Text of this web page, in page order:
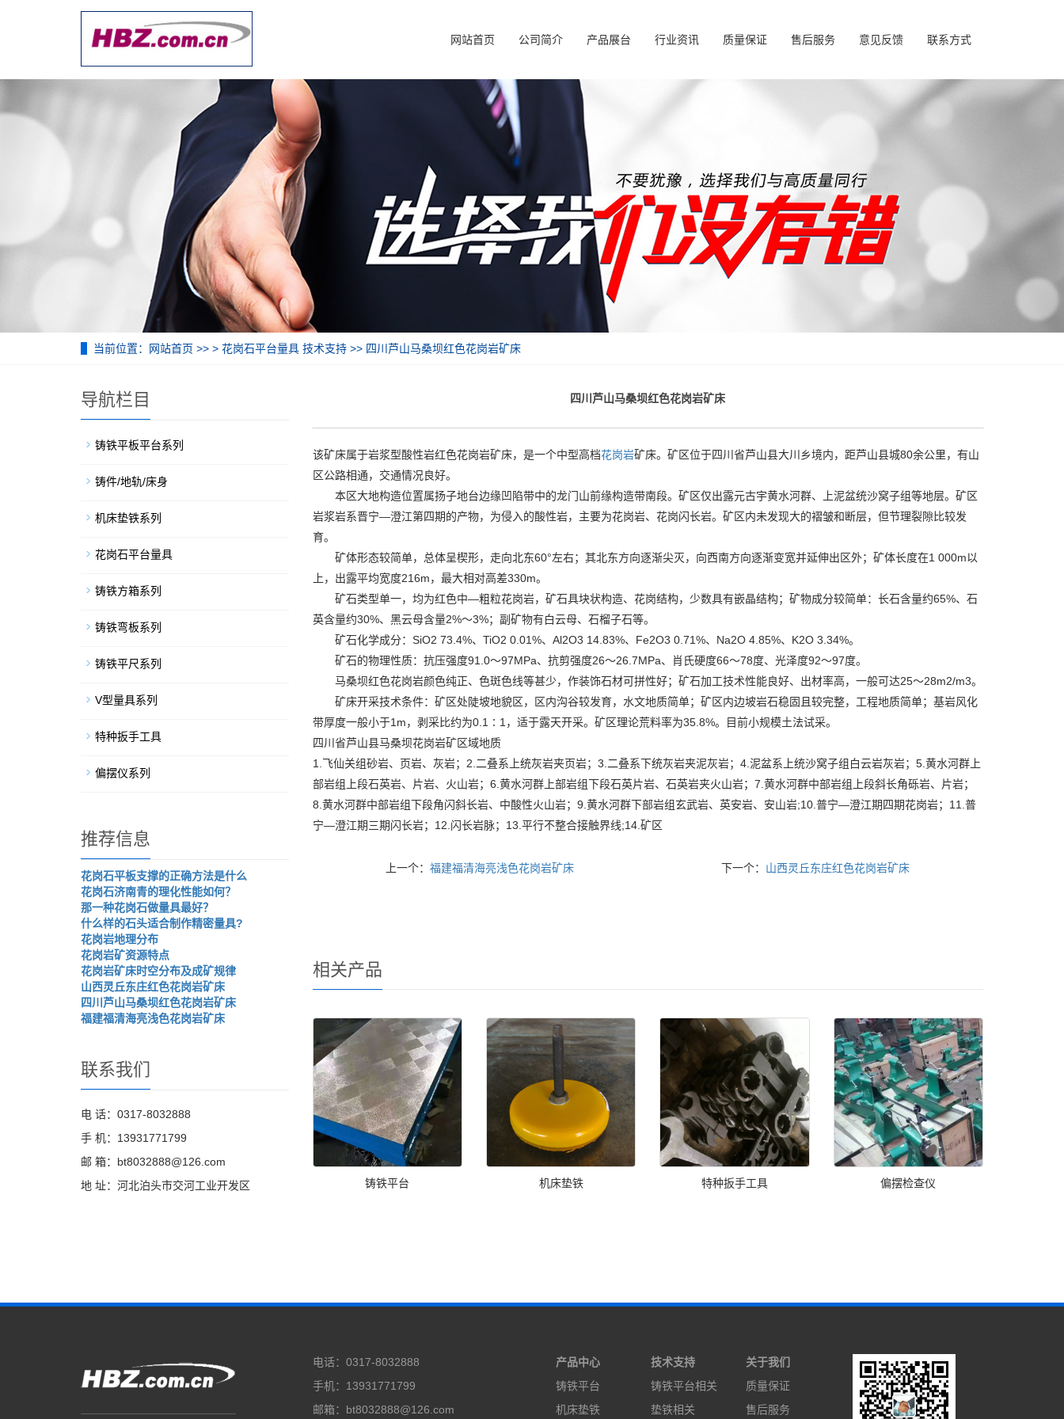
网站首页 公司简介 产品展台 行业资讯 质量保证 售后服务 意见反馈 联系方式
当前位置： 网站首页 >> > 花岗石平台量具 技术支持 >> 四川芦山马桑坝红色花岗岩矿床
四川芦山马桑坝红色花岗岩矿床
该矿床属于岩浆型酸性岩红色花岗岩矿床，是一个中型高档花岗岩矿床。矿区位于四川省芦山县大川乡境内，距芦山县城80余公里，有山
区公路相通，交通情况良好。
本区大地构造位置属扬子地台边缘凹陷带中的龙门山前缘构造带南段。矿区仅出露元古宇黄水河群、上泥盆统沙窝子组等地层。矿区
岩浆岩系晋宁—澄江第四期的产物，为侵入的酸性岩，主要为花岗岩、花岗闪长岩。矿区内未发现大的褶皱和断层，但节理裂隙比较发
育。
矿体形态较简单，总体呈楔形，走向北东60°左右；其北东方向逐渐尖灭，向西南方向逐渐变宽并延伸出区外；矿体长度在1 000m以
上，出露平均宽度216m，最大相对高差330m。
矿石类型单一，均为红色中—粗粒花岗岩，矿石具块状构造、花岗结构，少数具有嵌晶结构；矿物成分较简单：长石含量约65%、石
英含量约30%、黑云母含量2%～3%；副矿物有白云母、石榴子石等。
矿石化学成分：SiO2 73.4%、TiO2 0.01%、Al2O3 14.83%、Fe2O3 0.71%、Na2O 4.85%、K2O 3.34%。
矿石的物理性质：抗压强度91.0～97MPa、抗剪强度26～26.7MPa、肖氏硬度66～78度、光泽度92～97度。
马桑坝红色花岗岩颜色纯正、色斑色线等甚少，作装饰石材可拼性好；矿石加工技术性能良好、出材率高，一般可达25～28m2/m3。
矿床开采技术条件：矿区处陡坡地貌区，区内沟谷较发育，水文地质简单；矿区内边坡岩石稳固且较完整，工程地质简单；基岩风化
带厚度一般小于1m，剥采比约为0.1∶1，适于露天开采。矿区理论荒料率为35.8%。目前小规模土法试采。
四川省芦山县马桑坝花岗岩矿区域地质
1.飞仙关组砂岩、页岩、灰岩；2.二叠系上统灰岩夹页岩；3.二叠系下统灰岩夹泥灰岩；4.泥盆系上统沙窝子组白云岩灰岩；5.黄水河群上
部岩组上段石英岩、片岩、火山岩；6.黄水河群上部岩组下段石英片岩、石英岩夹火山岩；7.黄水河群中部岩组上段斜长角砾岩、片岩；
8.黄水河群中部岩组下段角闪斜长岩、中酸性火山岩；9.黄水河群下部岩组玄武岩、英安岩、安山岩;10.普宁—澄江期四期花岗岩；11.普
宁—澄江期三期闪长岩；12.闪长岩脉；13.平行不整合接触界线;14.矿区
上一个：福建福清海亮浅色花岗岩矿床 下一个： 山西灵丘东庄红色花岗岩矿床
相关产品
铸铁平台 机床垫铁 特种扳手工具 偏摆检查仪
导航栏目
铸铁平板平台系列
铸件/地轨/床身
机床垫铁系列
花岗石平台量具
铸铁方箱系列
铸铁弯板系列
铸铁平尺系列
V型量具系列
特种扳手工具
偏摆仪系列
推荐信息
花岗石平板支撑的正确方法是什么
花岗石济南青的理化性能如何？
那一种花岗石做量具最好？
什么样的石头适合制作精密量具?
花岗岩地理分布
花岗岩矿资源特点
花岗岩矿床时空分布及成矿规律
山西灵丘东庄红色花岗岩矿床
四川芦山马桑坝红色花岗岩矿床
福建福清海亮浅色花岗岩矿床
联系我们
电 话：0317-8032888
手 机：13931771799
邮 箱：bt8032888@126.com
地 址：河北泊头市交河工业开发区
电话：0317-8032888
手机：13931771799
邮箱：bt8032888@126.com
产品中心
铸铁平台
机床垫铁
技术支持
铸铁平台相关
垫铁相关
关于我们
质量保证
售后服务